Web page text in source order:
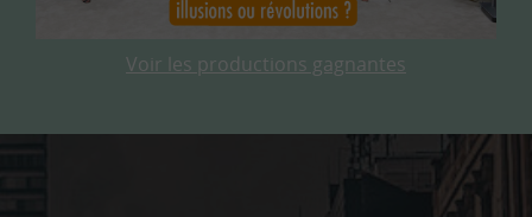
Voir les productions gagnantes